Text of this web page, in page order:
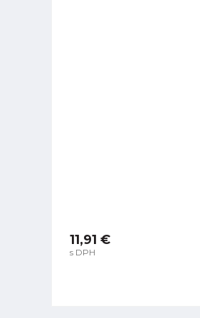
11,91 €
s DPH